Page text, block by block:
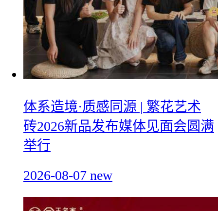
体系造境·质感同源 | 繁花艺术
砖2026新品发布媒体见面会圆满
举行
2026-08-07 new